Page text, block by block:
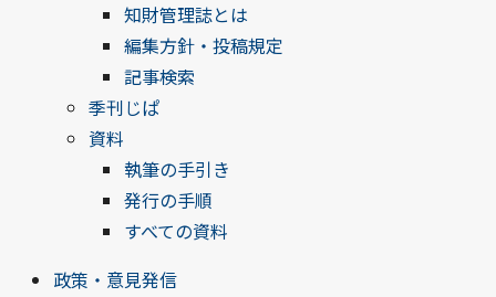
知財管理誌とは
編集方針・投稿規定
記事検索
季刊じぱ
資料
執筆の手引き
発行の手順
すべての資料
政策・意見発信